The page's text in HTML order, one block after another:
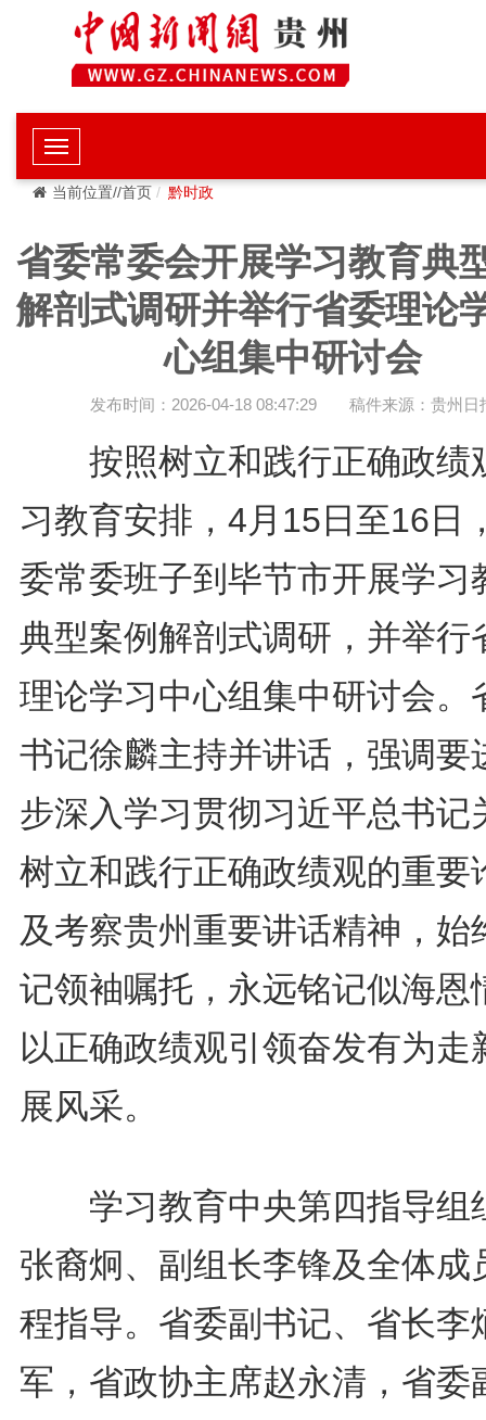
当前位置//首页 黔时政
省委常委会开展学习教育典
解剖式调研并举行省委理论
心组集中研讨会
发布时间：2026-04-18 08:47:29 稿件来源：贵州日
按照树立和践行正确政绩
习教育安排，4月15日至16日
委常委班子到毕节市开展学习
典型案例解剖式调研，并举行
理论学习中心组集中研讨会。
书记徐麟主持并讲话，强调要
步深入学习贯彻习近平总书记
树立和践行正确政绩观的重要
及考察贵州重要讲话精神，始
记领袖嘱托，永远铭记似海恩
以正确政绩观引领奋发有为走
展风采。
学习教育中央第四指导组
张裔炯、副组长李锋及全体成
程指导。省委副书记、省长李
军，省政协主席赵永清，省委